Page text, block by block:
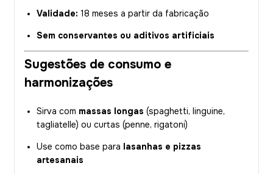
Validade: 18 meses a partir da fabricação
Sem conservantes ou aditivos artificiais
Sugestões de consumo e
harmonizações
Sirva com massas longas (spaghetti, linguine,
tagliatelle) ou curtas (penne, rigatoni)
Use como base para lasanhas e pizzas
artesanais